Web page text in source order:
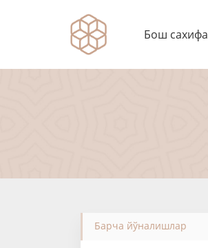
Бош сахифа
Барча йўналишлар